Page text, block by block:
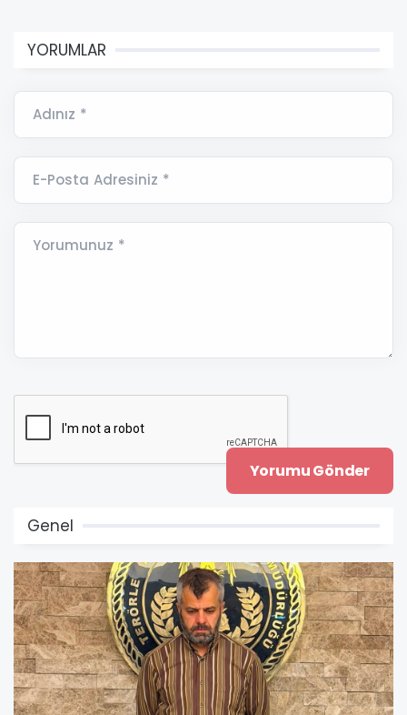
YORUMLAR
Adınız *
E-Posta Adresiniz *
Yorumunuz *
Genel